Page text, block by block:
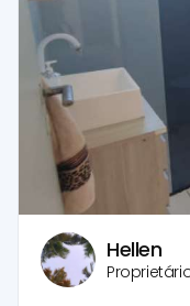
Hellen